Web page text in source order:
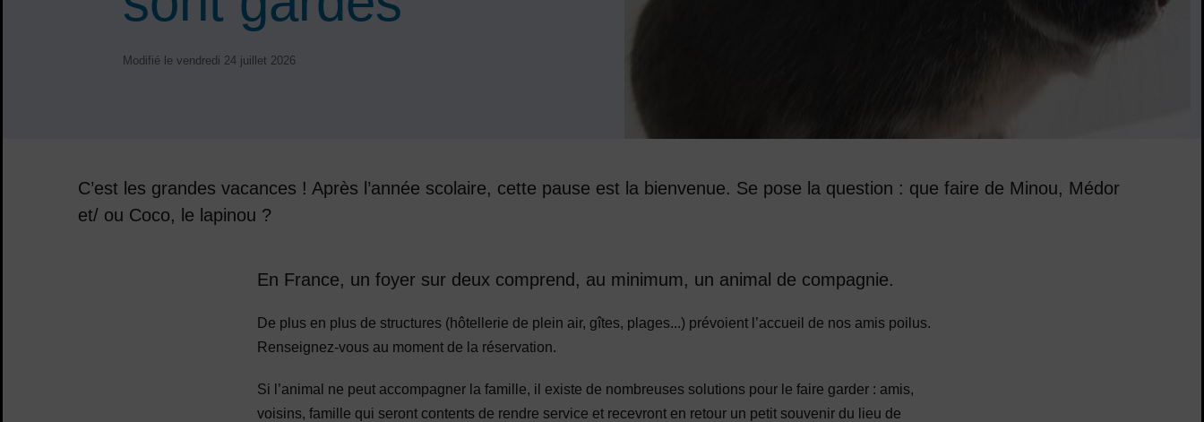
Modifié le vendredi 24 juillet 2026
C’est les grandes vacances ! Après l’année scolaire, cette pause est la bienvenue. Se pose la question : que faire de Minou, Médor
et/ ou Coco, le lapinou ?
En France, un foyer sur deux comprend, au minimum, un animal de compagnie.
De plus en plus de structures (hôtellerie de plein air, gîtes, plages...) prévoient l’accueil de nos amis poilus.
Renseignez-vous au moment de la réservation.
Si l’animal ne peut accompagner la famille, il existe de nombreuses solutions pour le faire garder : amis,
voisins, famille qui seront contents de rendre service et recevront en retour un petit souvenir du lieu de